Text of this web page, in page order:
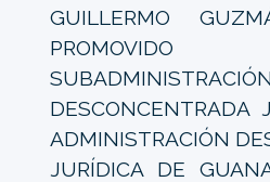
GUILLERMO
SUBADMINISTRACIÓN
DESCONCENTRADA
ADMINISTRACIÓN
JURÍDICA DE